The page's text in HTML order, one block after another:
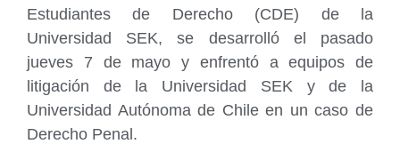
Estudiantes de Derecho (CDE) de la
Universidad SEK, se desarrolló el pasado
jueves 7 de mayo y enfrentó a equipos de
litigación de la Universidad SEK y de la
Universidad Autónoma de Chile en un caso de
Derecho Penal.